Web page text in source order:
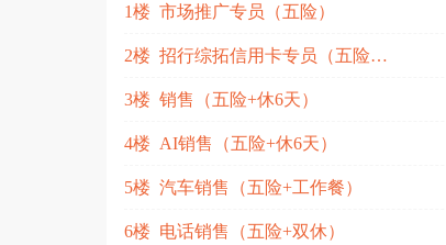
1楼 市场推广专员（五险）
2楼 招行综拓信用卡专员（五险一金）
3楼 销售（五险+休6天）
4楼 AI销售（五险+休6天）
5楼 汽车销售（五险+工作餐）
6楼 电话销售（五险+双休）